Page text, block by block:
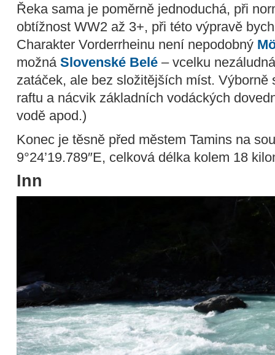
Řeka sama je poměrně jednoduchá, při
obtížnost WW2 až 3+, při této výpravě
Charakter Vorderrheinu není nepodobný
možná Slovenské Belé – vcelku
zatáček, ale bez složitějších míst. Výborně
raftu a nácvik základních vodáckých
vodě apod.)
Konec je těsně před městem Tamins na
9°24’19.789″E, celková délka kolem 18
Inn